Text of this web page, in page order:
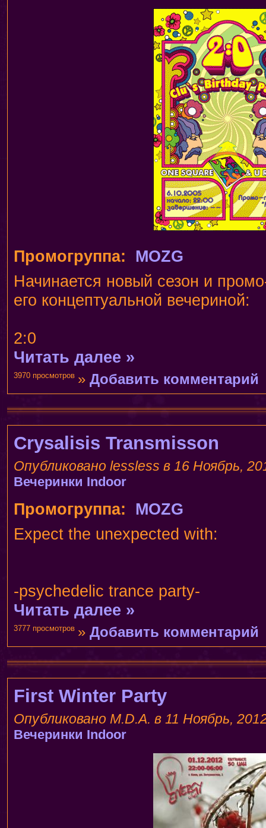
Промогруппа:
MOZG
Начинается новый сезон и
его концептуальной вечериной:
2:0
Читать далее »
»Добавить комментарий
3970 просмотров
Crysalisis Transmisson
Опубликовано lessless в 16 Ноябрь,
Вечеринки Indoor
Промогруппа:
MOZG
Expect the unexpected with:
-psychedelic trance party-
Читать далее »
»Добавить комментарий
3777 просмотров
First Winter Party
Опубликовано M.D.A. в 11 Ноябрь,
Вечеринки Indoor